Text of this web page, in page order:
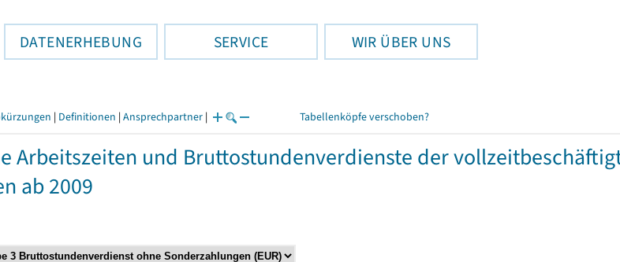
DATENERHEBUNG SERVICE WIR ÜBER UNS
| Definitionen | Ansprechpartner | Tabellenköpfe verschoben?
Arbeitszeiten und Bruttostundenverdienste der
ab 2009